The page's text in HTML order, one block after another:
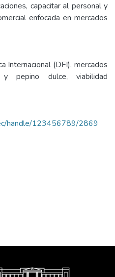
capacitar al personal y
enfocada en mercados
Internacional (DFI), mercados
y pepino dulce, viabilidad
handle/123456789/2869